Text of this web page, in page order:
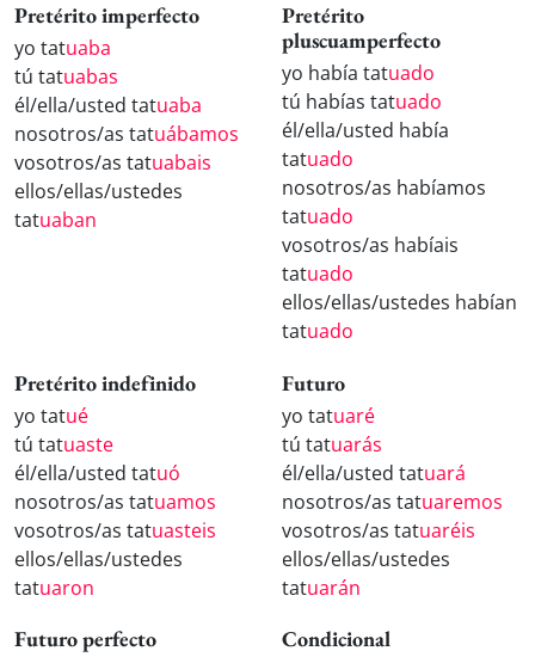
Pretérito imperfecto
yo tatuaba
tú tatuabas
él/ella/usted tatuaba
nosotros/as tatuábamos
vosotros/as tatuabais
ellos/ellas/ustedes
tatuaban
Pretérito
pluscuamperfecto
yo había tatuado
tú habías tatuado
él/ella/usted había
tatuado
nosotros/as habíamos
tatuado
vosotros/as habíais
tatuado
ellos/ellas/ustedes habían
tatuado
Pretérito indefinido
yo tatué
tú tatuaste
él/ella/usted tatuó
nosotros/as tatuamos
vosotros/as tatuasteis
ellos/ellas/ustedes
tatuaron
Futuro
yo tatuaré
tú tatuarás
él/ella/usted tatuará
nosotros/as tatuaremos
vosotros/as tatuaréis
ellos/ellas/ustedes
tatuarán
Futuro perfecto Condicional